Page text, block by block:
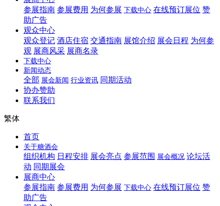
参展指南 参展费用 为何参展 下载中心 在线预订展位 赞
助广告
观众中心
观众登记 酒店住宿 交通指南 展馆介绍 展会日程 为何参
观 展商风采 展商名录
下载中心
新闻动态
全部 展会新闻 行业资讯 同期活动
协办赞助
联系我们
繁体
首页
关于糖酒会
组织机构 日程安排 展会亮点 参展范围 展会概况 论坛活
动 同期展会
展商中心
参展指南 参展费用 为何参展 下载中心 在线预订展位 赞
助广告